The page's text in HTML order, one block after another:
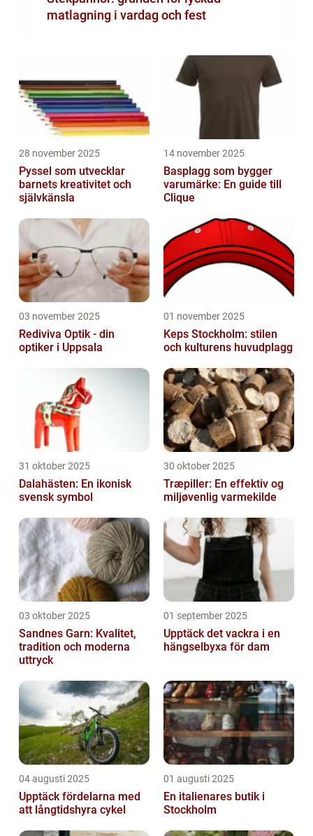
matlagning i vardag och fest
28 november 2025
Pyssel som utvecklar
barnets kreativitet och
självkänsla
14 november 2025
Basplagg som bygger
varumärke: En guide till
Clique
03 november 2025
Rediviva Optik - din
optiker i Uppsala
01 november 2025
Keps Stockholm: stilen
och kulturens huvudplagg
31 oktober 2025
Dalahästen: En ikonisk
svensk symbol
30 oktober 2025
Træpiller: En effektiv og
miljøvenlig varmekilde
03 oktober 2025
Sandnes Garn: Kvalitet,
tradition och moderna
uttryck
01 september 2025
Upptäck det vackra i en
hängselbyxa för dam
04 augusti 2025
Upptäck fördelarna med
att långtidshyra cykel
01 augusti 2025
En italienares butik i
Stockholm